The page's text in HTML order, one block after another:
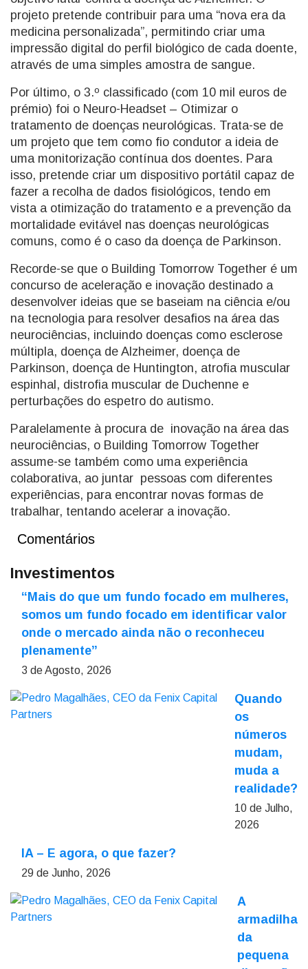
projeto pretende contribuir para uma “nova era da
medicina personalizada”, permitindo criar uma
impressão digital do perfil biológico de cada doente,
através de uma simples amostra de sangue.
Por último, o 3.º classificado (com 10 mil euros de
prémio) foi o Neuro-Headset – Otimizar o
tratamento de doenças neurológicas. Trata-se de
um projeto que tem como fio condutor a ideia de
uma monitorização contínua dos doentes. Para
isso, pretende criar um dispositivo portátil capaz de
fazer a recolha de dados fisiológicos, tendo em
vista a otimização do tratamento e a prevenção da
mortalidade evitável nas doenças neurológicas
comuns, como é o caso da doença de Parkinson.
Recorde-se que o Building Tomorrow Together é um
concurso de aceleração e inovação destinado a
desenvolver ideias que se baseiam na ciência e/ou
na tecnologia para resolver desafios na área das
neurociências, incluindo doenças como esclerose
múltipla, doença de Alzheimer, doença de
Parkinson, doença de Huntington, atrofia muscular
espinhal, distrofia muscular de Duchenne e
perturbações do espetro do autismo.
Paralelamente à procura de inovação na área das
neurociências, o Building Tomorrow Together
assume-se também como uma experiência
colaborativa, ao juntar pessoas com diferentes
experiências, para encontrar novas formas de
trabalhar, tentando acelerar a inovação.
Comentários
Investimentos
“Mais do que um fundo focado em mulheres,
somos um fundo focado em identificar valor
onde o mercado ainda não o reconheceu
plenamente”
3 de Agosto, 2026
Quando
os
números
mudam,
muda a
realidade?
10 de Julho,
2026
IA – E agora, o que fazer?
29 de Junho, 2026
A
armadilha
da
pequena